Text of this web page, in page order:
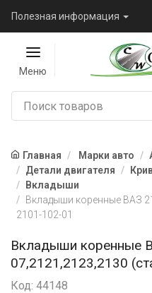
Полезная информация
Меню
Главная Марки авто
Детали двигателя
Вкладыши
Вкладыши коренные ВАЗ
2101-102-01
Вкладыши коренные
07,2121,2123,2130
Код: 44148